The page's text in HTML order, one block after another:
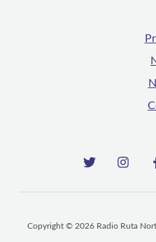
Copyright © 2026 Radio Ruta